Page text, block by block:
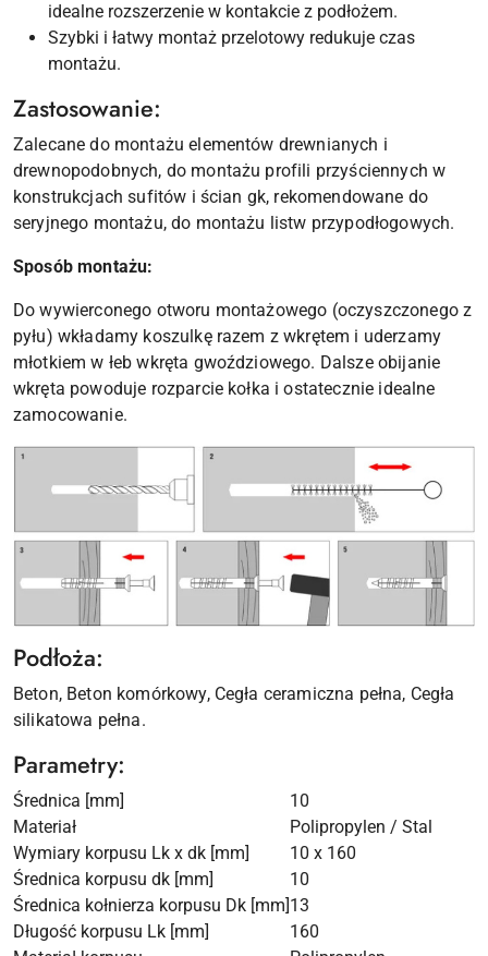
idealne rozszerzenie w kontakcie z podłożem.
Szybki i łatwy montaż przelotowy redukuje czas
montażu.
Zastosowanie:
Zalecane do montażu elementów drewnianych i
drewnopodobnych, do montażu profili przyściennych w
konstrukcjach sufitów i ścian gk, rekomendowane do
seryjnego montażu, do montażu listw przypodłogowych.
Sposób montażu:
Do wywierconego otworu montażowego (oczyszczonego z
pyłu) wkładamy koszulkę razem z wkrętem i uderzamy
młotkiem w łeb wkręta gwoździowego. Dalsze obijanie
wkręta powoduje rozparcie kołka i ostatecznie idealne
zamocowanie.
Podłoża:
Beton, Beton komórkowy, Cegła ceramiczna pełna, Cegła
silikatowa pełna.
Parametry:
Średnica [mm]
10
Materiał
Polipropylen / Stal
Wymiary korpusu Lk x dk [mm]
10 x 160
Średnica korpusu dk [mm]
10
Średnica kołnierza korpusu Dk [mm]13
Długość korpusu Lk [mm]
160